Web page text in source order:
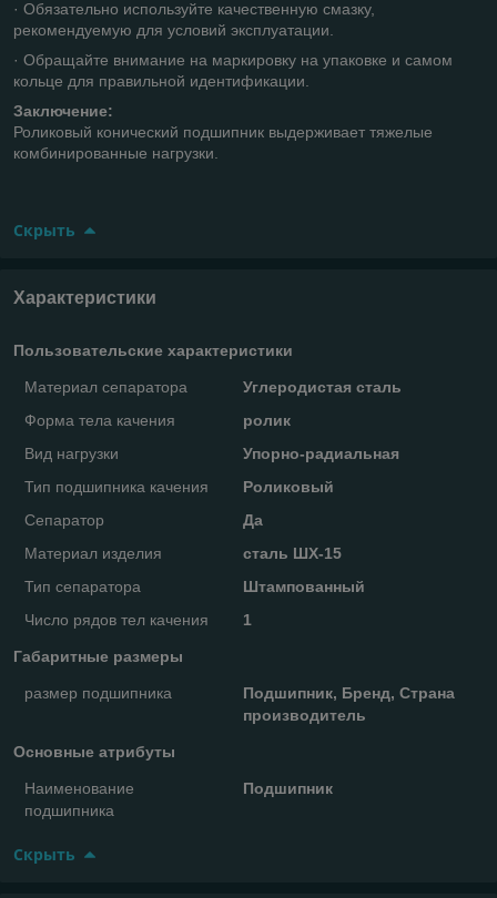
· Обязательно используйте качественную смазку,
рекомендуемую для условий эксплуатации.
· Обращайте внимание на маркировку на упаковке и самом
кольце для правильной идентификации.
Заключение:
Роликовый конический подшипник выдерживает тяжелые
комбинированные нагрузки.
Скрыть
Характеристики
Пользовательские характеристики
Материал сепаратора
Углеродистая сталь
Форма тела качения
ролик
Вид нагрузки
Упорно-радиальная
Тип подшипника качения
Роликовый
Сепаратор
Да
Материал изделия
сталь ШХ-15
Тип сепаратора
Штампованный
Число рядов тел качения
1
Габаритные размеры
размер подшипника
Подшипник, Бренд, Страна
производитель
Основные атрибуты
Наименование
подшипника
Подшипник
Скрыть